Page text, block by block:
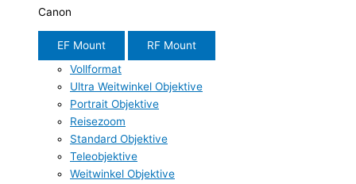
Canon
EF Mount
RF Mount
Vollformat
Ultra Weitwinkel Objektive
Portrait Objektive
Reisezoom
Standard Objektive
Teleobjektive
Weitwinkel Objektive